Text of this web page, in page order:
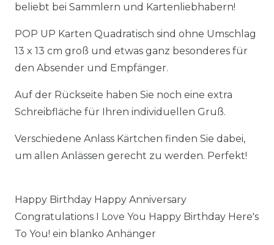
beliebt bei Sammlern und Kartenliebhabern!
POP UP Karten Quadratisch sind ohne Umschlag
13 x 13 cm groß und etwas ganz besonderes für
den Absender und Empfänger.
Auf der Rückseite haben Sie noch eine extra
Schreibfläche für Ihren individuellen Gruß.
Verschiedene Anlass Kärtchen finden Sie dabei,
um allen Anlässen gerecht zu werden. Perfekt!
Happy Birthday Happy Anniversary
Congratulations I Love You Happy Birthday Here's
To You! ein blanko Anhänger